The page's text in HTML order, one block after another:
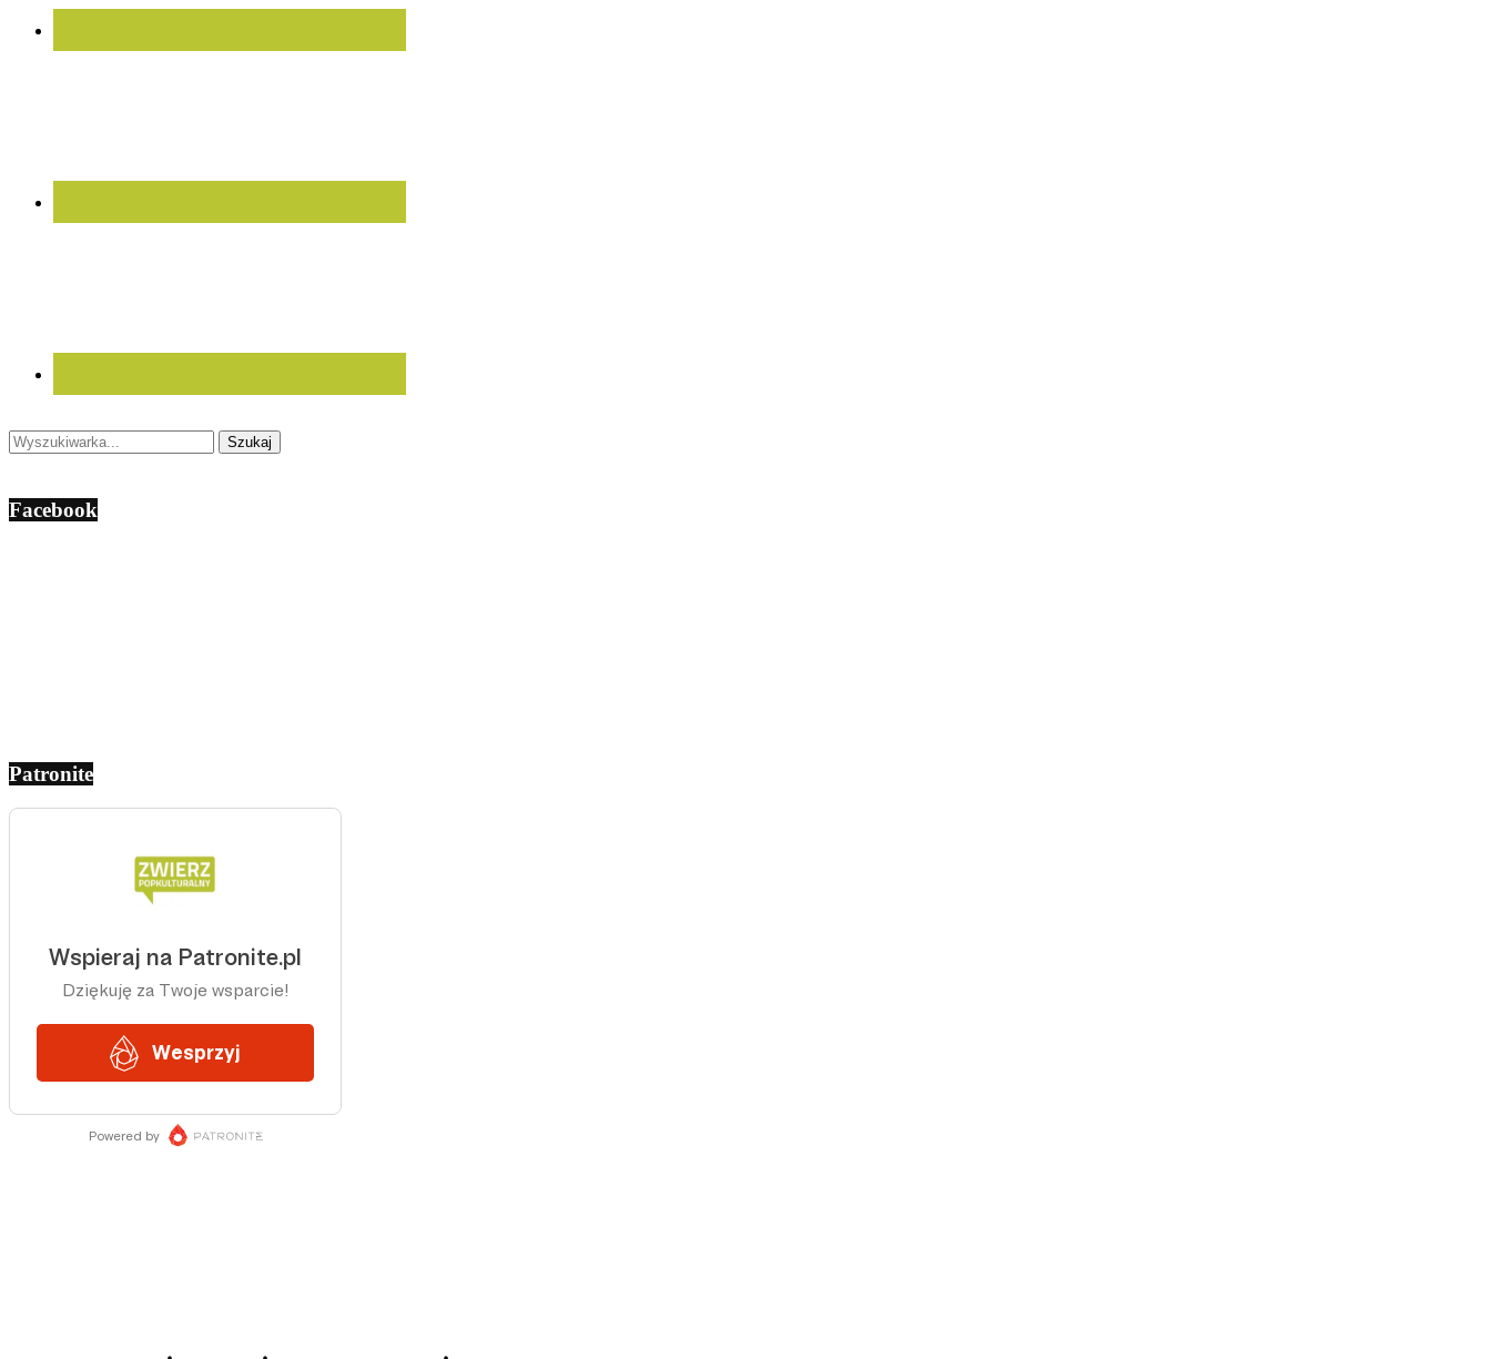
Facebook
Patronite